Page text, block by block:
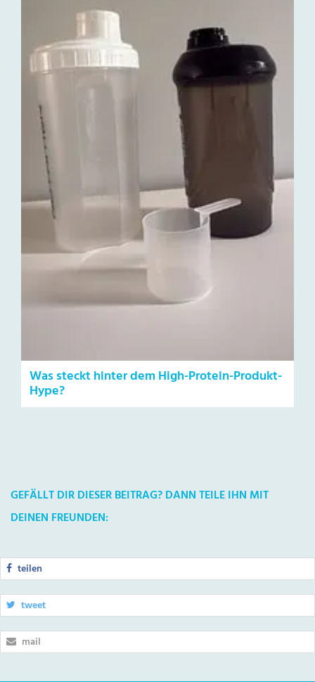
Was steckt hinter dem High-Protein-Produkt-
Hype?
GEFÄLLT DIR DIESER BEITRAG? DANN TEILE IHN MIT
DEINEN FREUNDEN:
teilen
tweet
mail